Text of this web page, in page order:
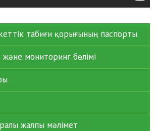
табиғи қорығының паспорты
мониторинг бөлімі
жалпы мәлімет